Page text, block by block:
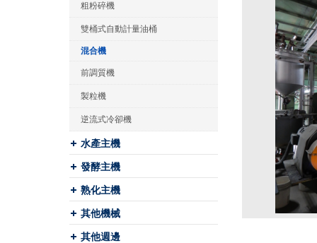
粗粉碎機
雙桶式自動計量油桶
混合機
前調質機
製粒機
逆流式冷卻機
水產主機
發酵主機
熟化主機
其他機械
其他週邊